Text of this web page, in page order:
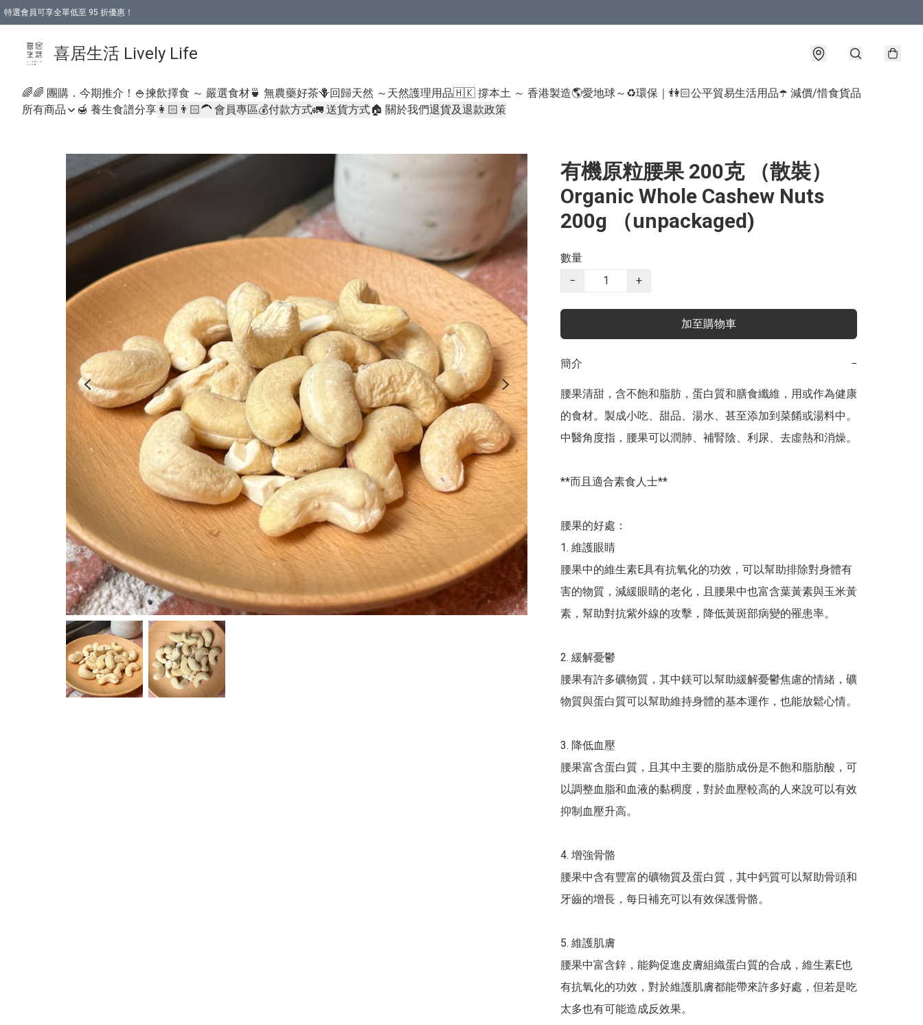
特選會員可享全單低至 95 折優惠！
喜居生活 Lively Life
🌈🌈 團購．今期推介！ 🍚揀飲擇食 ～ 嚴選食材🍵 無農藥好茶🪻回歸天然 ～天然護理用品🇭🇰 撐本土 ～ 香港製造🌎愛地球～♻️環保｜👫🏻公平貿易生活用品☂️ 減價/惜食貨品
所有商品
🍯 養生食譜分享 👩🏻👨🏻‍🦱 會員專區💰付款方式🚛 送貨方式🏠 關於我們退貨及退款政策
有機原粒腰果 200克 （散裝）
Organic Whole Cashew Nuts
200g （unpackaged)
數量
−
+
加至購物車
簡介 −
腰果清甜，含不飽和脂肪，蛋白質和膳食纖維，用或作為健康
的食材。製成小吃、甜品、湯水、甚至添加到菜餚或湯料中。
中醫角度指，腰果可以潤肺、補腎陰、利尿、去虛熱和消燥。
**而且適合素食人士**
腰果的好處：
1. 維護眼睛
腰果中的維生素E具有抗氧化的功效，可以幫助排除對身體有
害的物質，減緩眼睛的老化，且腰果中也富含葉黃素與玉米黃
素，幫助對抗紫外線的攻擊，降低黃斑部病變的罹患率。
2. 緩解憂鬱
腰果有許多礦物質，其中鎂可以幫助緩解憂鬱焦慮的情緒，礦
物質與蛋白質可以幫助維持身體的基本運作，也能放鬆心情。
3. 降低血壓
腰果富含蛋白質，且其中主要的脂肪成份是不飽和脂肪酸，可
以調整血脂和血液的黏稠度，對於血壓較高的人來說可以有效
抑制血壓升高。
4. 增強骨骼
腰果中含有豐富的礦物質及蛋白質，其中鈣質可以幫助骨頭和
牙齒的增長，每日補充可以有效保護骨骼。
5. 維護肌膚
腰果中富含鋅，能夠促進皮膚組織蛋白質的合成，維生素E也
有抗氧化的功效，對於維護肌膚都能帶來許多好處，但若是吃
太多也有可能造成反效果。